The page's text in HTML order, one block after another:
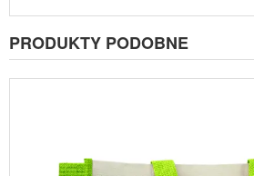
PRODUKTY PODOBNE